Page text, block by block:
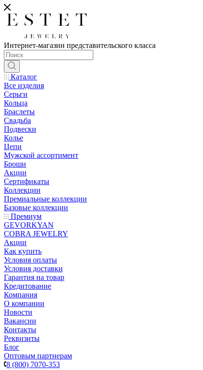
Интернет-магазин представительского класса
Каталог
Все изделия
Серьги
Кольца
Браслеты
Свадьба
Подвески
Колье
Цепи
Мужской ассортимент
Броши
Акции
Сертификаты
Коллекции
Премиальные коллекции
Базовые коллекции
Премиум
GEVORKYAN
COBRA JEWELRY
Акции
Как купить
Условия оплаты
Условия доставки
Гарантия на товар
Кредитование
Компания
О компании
Новости
Вакансии
Контакты
Реквизиты
Блог
Оптовым партнерам
8 (800) 7070-353